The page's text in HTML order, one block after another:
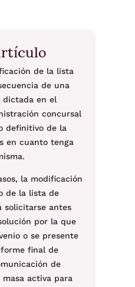
de la lista
de una
dictada en el
concursal
definitivo de la
en cuanto tenga
la modificación
de la lista de
solicitarse antes
por la que
o se presente
final de
de
activa para